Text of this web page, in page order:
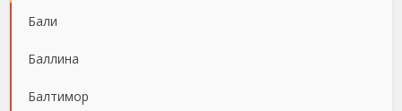
Бали
Баллина
Балтимор